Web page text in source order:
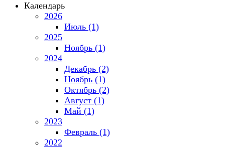
Календарь
2026
Июль (1)
2025
Ноябрь (1)
2024
Декабрь (2)
Ноябрь (1)
Октябрь (2)
Август (1)
Май (1)
2023
Февраль (1)
2022